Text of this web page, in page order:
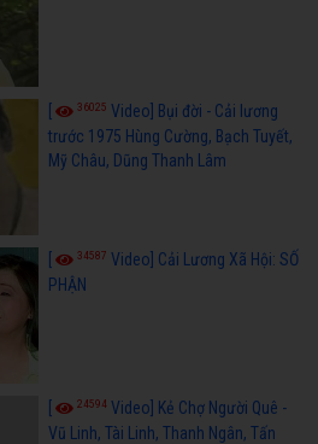
36025 Video] Bụi đời - Cải lương
trước 1975 Hùng Cường, Bạch Tuyết,
Mỹ Châu, Dũng Thanh Lâm
34587 Video] Cải Lương Xã Hội: SỐ
PHẬN
24594 Video] Kẻ Chợ Người Quê -
Vũ Linh, Tài Linh, Thanh Ngân, Tấn